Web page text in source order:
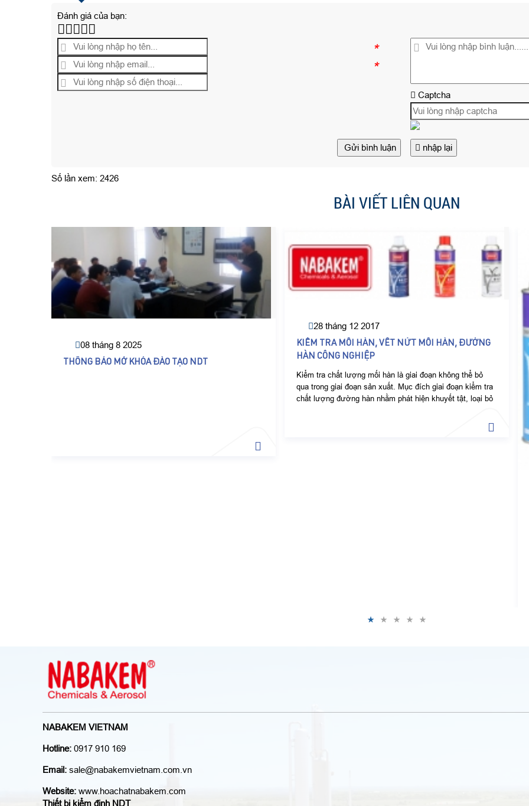
Đánh giá của bạn:
*
*
Captcha
Gửi bình luận nhập lại
Số lần xem: 2426
BÀI VIẾT LIÊN QUAN
08 tháng 8 2025
THÔNG BÁO MỞ KHÓA ĐÀO TẠO NDT
28 tháng 12 2017
KIỂM TRA MỐI HÀN, VẾT NỨT MỐI HÀN, ĐƯỜNG
HÀN CÔNG NGHIỆP
Kiểm tra chất lượng mối hàn là giai đoạn không thể bỏ
qua trong giai đoạn sản xuất. Mục đích giai đoạn kiểm tra
chất lượng đường hàn nhằm phát hiện khuyết tật, loại bỏ
NABAKEM VIETNAM
Hotline: 0917 910 169
Email: sale@nabakemvietnam.com.vn
Website: www.hoachatnabakem.com
Thiết bị kiểm định NDT